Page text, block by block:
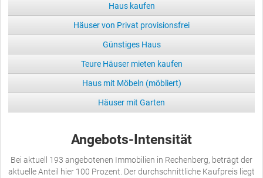
Haus kaufen
Häuser von Privat provisionsfrei
Günstiges Haus
Teure Häuser mieten kaufen
Haus mit Möbeln (möbliert)
Häuser mit Garten
Angebots-Intensität
Bei aktuell 193 angebotenen Immobilien in Rechenberg, beträgt der
aktuelle Anteil hier 100 Prozent. Der durchschnittliche Kaufpreis liegt